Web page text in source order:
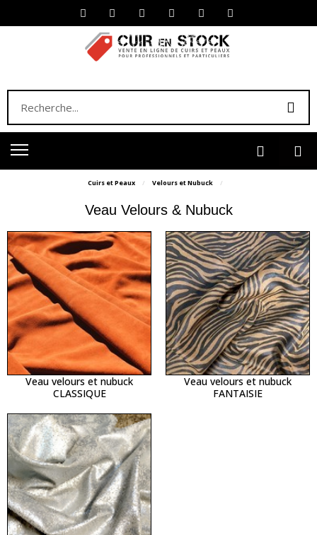
Cuirs et Peaux Velours et Nubuck
Veau Velours & Nubuck
Veau velours et nubuck
CLASSIQUE
Veau velours et nubuck
FANTAISIE